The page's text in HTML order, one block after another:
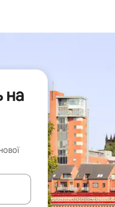
на
для навігації сторінкою